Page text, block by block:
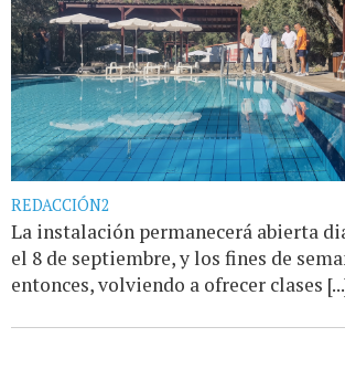
REDACCIÓN2
La instalación permanecerá abierta
el 8 de septiembre, y los fines de
entonces, volviendo a ofrecer clases